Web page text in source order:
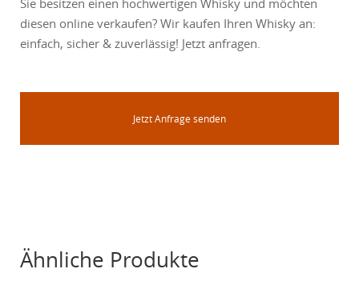
Sie besitzen einen hochwertigen Whisky und möchten
diesen online verkaufen? Wir kaufen Ihren Whisky an:
einfach, sicher & zuverlässig! Jetzt anfragen.
Jetzt Anfrage senden
Ähnliche Produkte